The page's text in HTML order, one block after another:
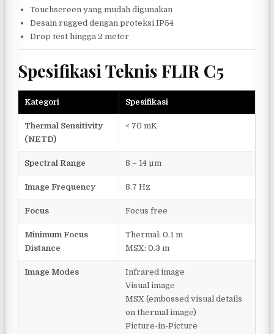
Touchscreen yang mudah digunakan
Desain rugged dengan proteksi IP54
Drop test hingga 2 meter
Spesifikasi Teknis FLIR C5
Kategori Spesifikasi
Thermal Sensitivity
(NETD)
< 70 mK
Spectral Range 8 – 14 µm
Image Frequency 8.7 Hz
Focus Focus free
Minimum Focus
Distance
Thermal: 0.1 m
MSX: 0.3 m
Image Modes
Infrared image
Visual image
MSX (embossed visual details
on thermal image)
Picture-in-Picture